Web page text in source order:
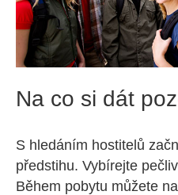
Na co si dát
S hledáním hostitelů
předstihu. Vybírejte
Během pobytu můžete